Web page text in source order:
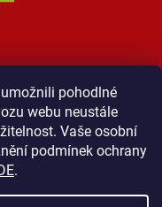
pohodlné
webu neustále
Vaše osobní
podmínek ochrany
.
podmínky
Kontakt